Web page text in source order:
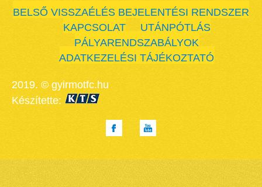
BELSŐ VISSZAÉLÉS BEJELENTÉSI RENDSZER
KAPCSOLAT
UTÁNPÓTLÁS
PÁLYARENDSZABÁLYOK
ADATKEZELÉSI TÁJÉKOZTATÓ
2019. © gyirmotfc.hu
Készítette: